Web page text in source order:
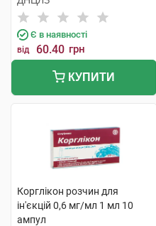
Є в наявності
від 60.40 грн
КУПИТИ
Корглікон розчин для
ін'єкцій 0,6 мг/мл 1 мл 10
ампул